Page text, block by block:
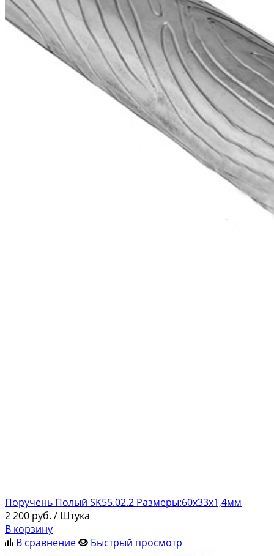
Поручень Полый SK55.02.2 Размеры:60х33х1,4мм
2 200 руб. / Штука
В корзину
В сравнение
Быстрый просмотр